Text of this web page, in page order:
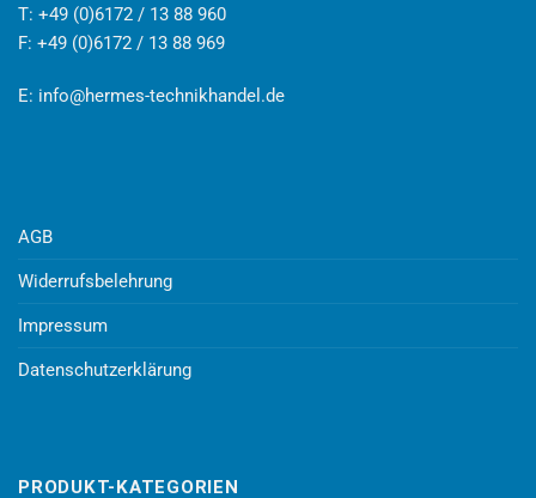
T: +49 (0)6172 / 13 88 960
F: +49 (0)6172 / 13 88 969
E: info@hermes-technikhandel.de
AGB
Widerrufsbelehrung
Impressum
Datenschutzerklärung
PRODUKT-KATEGORIEN